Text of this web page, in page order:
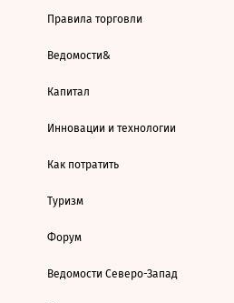
Правила торговли
Ведомости&
Капитал
Инновации и технологии
Как потратить
Туризм
Форум
Ведомости Северо-Запад